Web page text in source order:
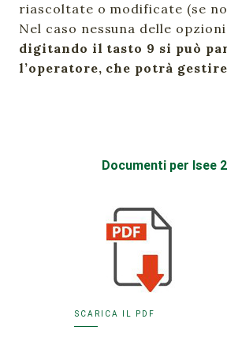
riascoltate o modificate (se
Nel caso nessuna delle
digitando il tasto 9 si può
l’operatore, che potrà
Documenti per Isee
SCARICA IL PDF